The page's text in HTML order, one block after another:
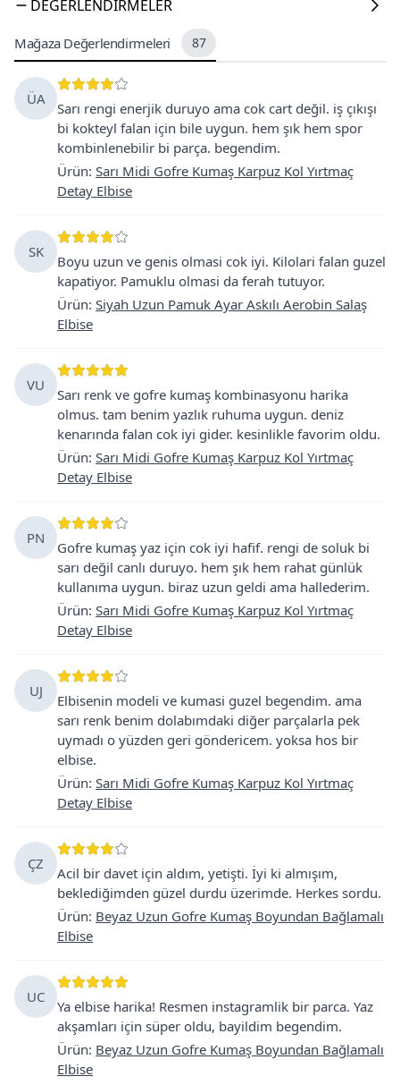
DEĞERLENDIRMELER
Mağaza Değerlendirmeleri 87
ÜA
Sarı rengi enerjik duruyo ama cok cart değil. iş çıkışı
bi kokteyl falan için bile uygun. hem şık hem spor
kombinlenebilir bi parça. begendim.
Ürün: Sarı Midi Gofre Kumaş Karpuz Kol Yırtmaç
Detay Elbise
SK
Boyu uzun ve genis olmasi cok iyi. Kilolari falan guzel
kapatiyor. Pamuklu olmasi da ferah tutuyor.
Ürün: Siyah Uzun Pamuk Ayar Askılı Aerobin Salaş
Elbise
VU
Sarı renk ve gofre kumaş kombinasyonu harika
olmus. tam benim yazlık ruhuma uygun. deniz
kenarında falan cok iyi gider. kesinlikle favorim oldu.
Ürün: Sarı Midi Gofre Kumaş Karpuz Kol Yırtmaç
Detay Elbise
PN
Gofre kumaş yaz için cok iyi hafif. rengi de soluk bi
sarı değil canlı duruyo. hem şık hem rahat günlük
kullanıma uygun. biraz uzun geldi ama hallederim.
Ürün: Sarı Midi Gofre Kumaş Karpuz Kol Yırtmaç
Detay Elbise
UJ
Elbisenin modeli ve kumasi guzel begendim. ama
sarı renk benim dolabımdaki diğer parçalarla pek
uymadı o yüzden geri göndericem. yoksa hos bir
elbise.
Ürün: Sarı Midi Gofre Kumaş Karpuz Kol Yırtmaç
Detay Elbise
ÇZ
Acil bir davet için aldım, yetişti. İyi ki almışım,
beklediğimden güzel durdu üzerimde. Herkes sordu.
Ürün: Beyaz Uzun Gofre Kumaş Boyundan Bağlamalı
Elbise
UC
Ya elbise harika! Resmen instagramlik bir parca. Yaz
akşamları için süper oldu, bayildim begendim.
Ürün: Beyaz Uzun Gofre Kumaş Boyundan Bağlamalı
Elbise